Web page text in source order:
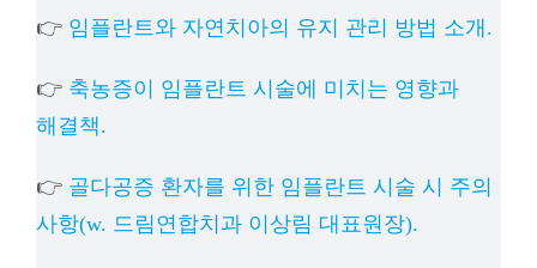
👉 임플란트와 자연치아의 유지 관리 방법 소개.
👉 축농증이 임플란트 시술에 미치는 영향과
해결책.
👉 골다공증 환자를 위한 임플란트 시술 시 주의
사항(w. 드림연합치과 이상림 대표원장).